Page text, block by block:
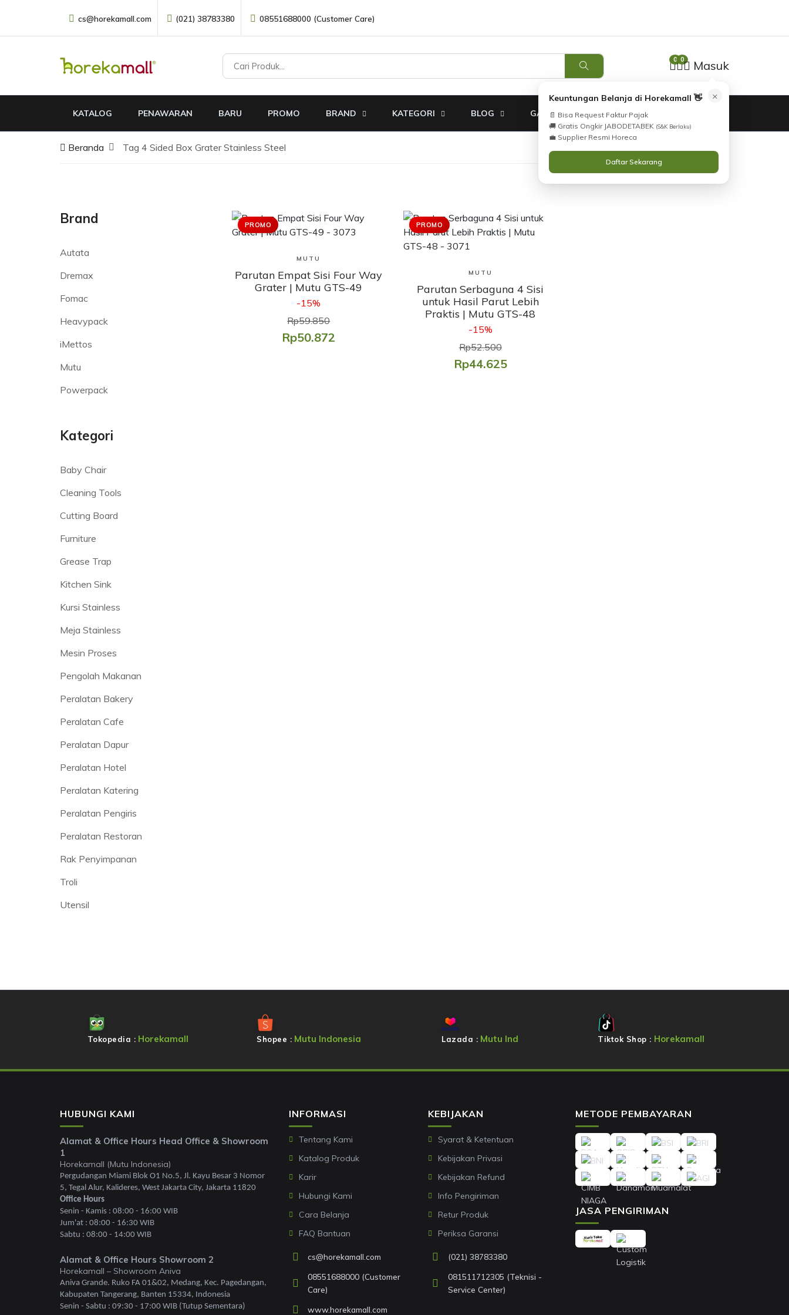
cs@horekamall.com (021) 38783380 08551688000 (Customer Care)
0 0 Masuk
×
Keuntungan Belanja di Horekamall 👋
📄 Bisa Request Faktur Pajak
🚚 Gratis Ongkir JABODETABEK (S&K Berlaku)
💼 Supplier Resmi Horeca
Daftar Sekarang
KATALOG PENAWARAN BARU PROMO BRAND KATEGORI BLOG GARANSI
Beranda Tag 4 Sided Box Grater Stainless Steel
Brand
Autata
Dremax
Fomac
Heavypack
iMettos
Mutu
Powerpack
Kategori
Baby Chair
Cleaning Tools
Cutting Board
Furniture
Grease Trap
Kitchen Sink
Kursi Stainless
Meja Stainless
Mesin Proses
Pengolah Makanan
Peralatan Bakery
Peralatan Cafe
Peralatan Dapur
Peralatan Hotel
Peralatan Katering
Peralatan Pengiris
Peralatan Restoran
Rak Penyimpanan
Troli
Utensil
PROMO
Lihat Produk
MUTU
Parutan Empat Sisi Four Way
Grater | Mutu GTS-49
-15%
Rp59.850
Rp50.872
PROMO
Lihat Produk
MUTU
Parutan Serbaguna 4 Sisi
untuk Hasil Parut Lebih
Praktis | Mutu GTS-48
-15%
Rp52.500
Rp44.625
Tokopedia : Horekamall Shopee : Mutu Indonesia Lazada : Mutu Ind Tiktok Shop : Horekamall
HUBUNGI KAMI
Alamat & Office Hours Head Office & Showroom
1
Horekamall (Mutu Indonesia)
Pergudangan Miami Blok O1 No.5, Jl. Kayu Besar 3 Nomor
5, Tegal Alur, Kalideres, West Jakarta City, Jakarta 11820
Office Hours
Senin - Kamis : 08:00 - 16:00 WIB
Jum'at : 08:00 - 16:30 WIB
Sabtu : 08:00 - 14:00 WIB
Alamat & Office Hours Showroom 2
Horekamall – Showroom Aniva
Aniva Grande. Ruko FA 01&02, Medang, Kec. Pagedangan,
Kabupaten Tangerang, Banten 15334, Indonesia
Senin - Sabtu : 09:30 - 17:00 WIB (Tutup Sementara)
INFORMASI
Tentang Kami
Katalog Produk
Karir
Hubungi Kami
Cara Belanja
FAQ Bantuan
KEBIJAKAN
Syarat & Ketentuan
Kebijakan Privasi
Kebijakan Refund
Info Pengiriman
Retur Produk
Periksa Garansi
cs@horekamall.com
(021) 38783380
08551688000 (Customer
Care)
081511712305 (Teknisi -
Service Center)
www.horekamall.com
METODE PEMBAYARAN
JASA PENGIRIMAN
atau